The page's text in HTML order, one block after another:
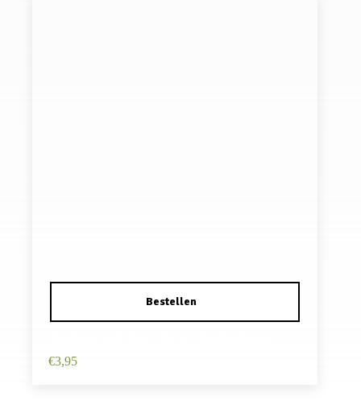
€3,95